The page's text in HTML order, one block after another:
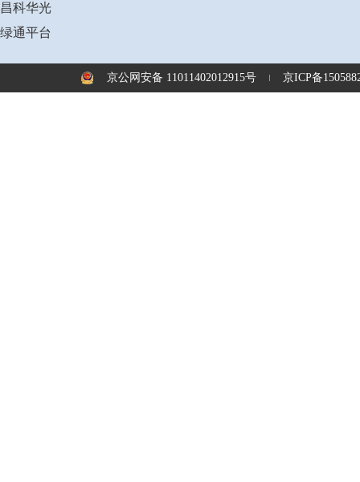
昌科华光
绿通平台
京公网安备 11011402012915号 京ICP备